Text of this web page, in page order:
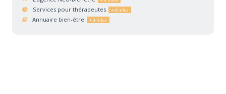
Services pour thérapeutes
Annuaire bien-être